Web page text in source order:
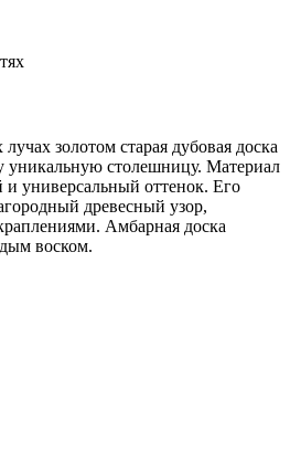
золотом старая дубовая доска
уникальную столешницу. Материал
и универсальный оттенок. Его
древесный узор,
Амбарная доска
воском.